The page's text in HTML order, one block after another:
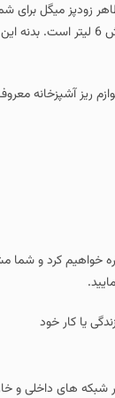
زودپز میگل برای
این زودپز از جنس آلومینیوم و روکشی نچسب
که بیش از 30 سال است که به تولیدات
خواهیم کرد و
یا کار خود
شبکه های داخلی و